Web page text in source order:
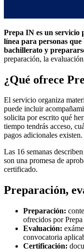
Prepa IN es un servicio
línea para personas
bachillerato y
preparación, la
¿Qué ofrece
El servicio organiza
puede incluir
solicita por escrito qué
tiempo tendrás acceso,
pagos adicionales existen.
Las 16 semanas
son una promesa de
certificado.
Preparación,
Preparación:
ofrecidos por
Evaluación:
convocatoria
Certificación: